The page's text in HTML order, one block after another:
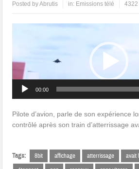
Posted byAbrutis in: Emissions télé
00:00
Pilote d’avion, parle de son expérience
contrôlé après son train d’atterrissage
Tags: 8bit affichage atterrissage avait